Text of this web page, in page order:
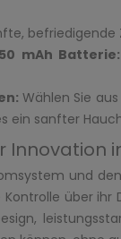
befriedigende
mAh Batterie:
Wählen Sie
ein sanfter
Innovation
und
über